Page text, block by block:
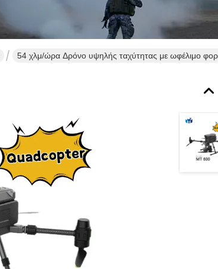
54 χλμ/ώρα Δρόνο υψηλής ταχύτητας με ωφέλιμο